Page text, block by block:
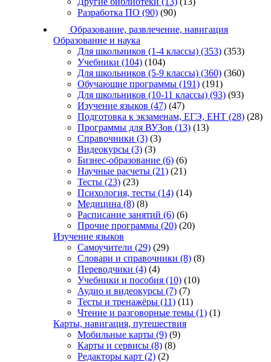
Разработка ПО (90) (90)
Образование, развлечение, навигация
Образование и наука
Для школьников (1-4 классы) (353) (353)
Учебники (104) (104)
Для школьников (5-9 классы) (360) (360)
Обучающие программы (191) (191)
Для школьников (10-11 классы) (93) (93)
Изучение языков (47) (47)
Подготовка к экзаменам, ЕГЭ, ЕНТ (28) (28)
Программы для ВУЗов (13) (13)
Справочники (3) (3)
Видеокурсы (3) (3)
Бизнес-образование (6) (6)
Научные расчеты (21) (21)
Тесты (23) (23)
Психология, тесты (14) (14)
Медицина (8) (8)
Расписание занятий (6) (6)
Прочие программы (20) (20)
Изучение языков
Самоучители (29) (29)
Словари и справочники (8) (8)
Переводчики (4) (4)
Учебники и пособия (10) (10)
Аудио и видеокурсы (7) (7)
Тесты и тренажёры (11) (11)
Чтение и разговорные темы (1) (1)
Карты, навигация, путешествия
Мобильные карты (9) (9)
Карты и сервисы (8) (8)
Редакторы карт (2) (2)